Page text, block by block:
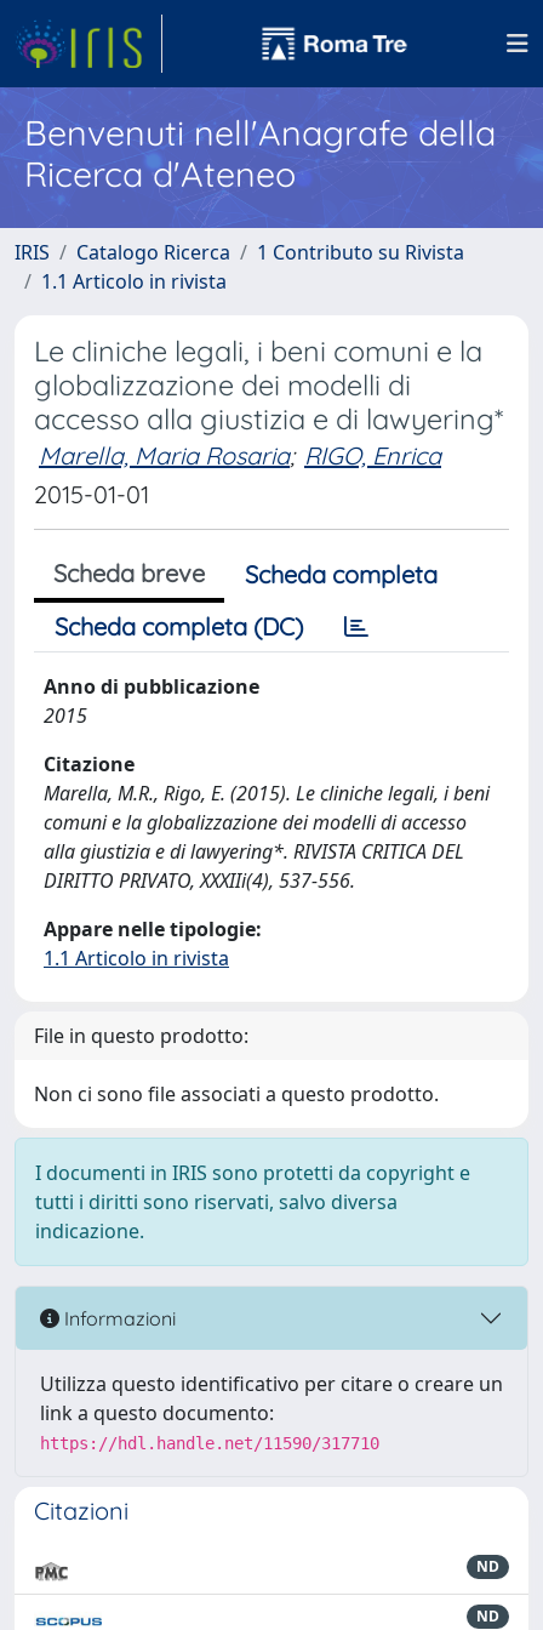
Benvenuti nell'Anagrafe della
Ricerca d'Ateneo
IRIS Catalogo Ricerca
1 Contributo su Rivista
1.1 Articolo in rivista
Le cliniche legali, i beni comuni e la
globalizzazione dei modelli di
accesso alla giustizia e di lawyering*
Marella, Maria Rosaria; RIGO, Enrica
2015-01-01
Scheda breve
Scheda completa
Scheda completa (DC)
Anno di pubblicazione
2015
Citazione
Marella, M.R., Rigo, E. (2015). Le cliniche legali, i beni
comuni e la globalizzazione dei modelli di accesso
alla giustizia e di lawyering*. RIVISTA CRITICA DEL
DIRITTO PRIVATO, XXXIIi(4), 537-556.
Appare nelle tipologie:
1.1 Articolo in rivista
File in questo prodotto:
Non ci sono file associati a questo prodotto.
I documenti in IRIS sono protetti da copyright e
tutti i diritti sono riservati, salvo diversa
indicazione.
Informazioni
Utilizza questo identificativo per citare o creare un
link a questo documento:
https://hdl.handle.net/11590/317710
Citazioni
ND
ND